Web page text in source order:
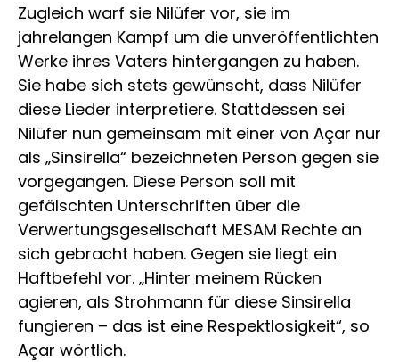
Zugleich warf sie Nilüfer vor, sie im
jahrelangen Kampf um die unveröffentlichten
Werke ihres Vaters hintergangen zu haben.
Sie habe sich stets gewünscht, dass Nilüfer
diese Lieder interpretiere. Stattdessen sei
Nilüfer nun gemeinsam mit einer von Açar nur
als „Sinsirella“ bezeichneten Person gegen sie
vorgegangen. Diese Person soll mit
gefälschten Unterschriften über die
Verwertungsgesellschaft MESAM Rechte an
sich gebracht haben. Gegen sie liegt ein
Haftbefehl vor. „Hinter meinem Rücken
agieren, als Strohmann für diese Sinsirella
fungieren – das ist eine Respektlosigkeit“, so
Açar wörtlich.